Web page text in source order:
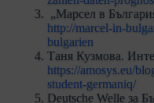
„Марсел в
http://marcel-in-
bulgarien
Таня Кузмова.
https://amosys.eu/
student-germaniq/
Deutsche Welle за